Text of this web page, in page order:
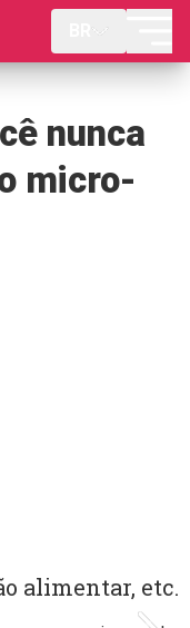
nunca
micro-
alimentar, etc.